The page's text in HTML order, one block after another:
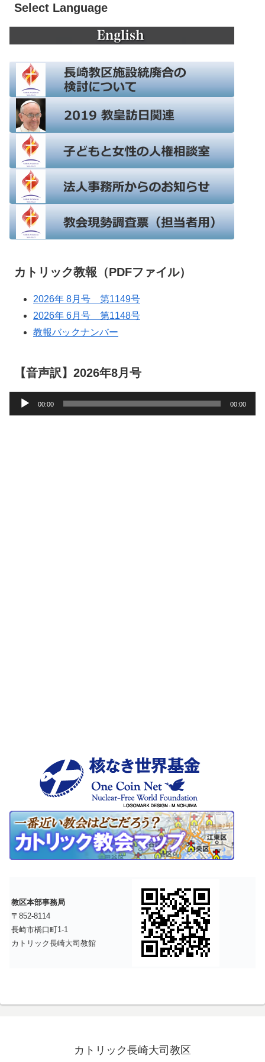
Select Language
カトリック教報（PDFファイル）
2026年 8月号 第1149号
2026年 6月号 第1148号
教報バックナンバー
【音声訳】2026年8月号
声
00:00 00:00
教区本部事務局
〒852-8114
長崎市橋口町1-1
カトリック長崎大司教館
カトリック長崎大司教区